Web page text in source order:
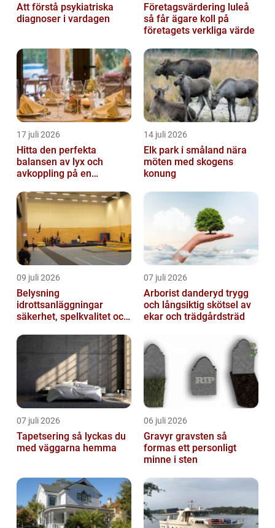
Att förstå psykiatriska
diagnoser i vardagen
Företagsvärdering luleå
så får ägare koll på
företagets verkliga värde
17 juli 2026
Hitta den perfekta
balansen av lyx och
avkoppling på en
Östermalm
14 juli 2026
Elk park i småland nära
möten med skogens
konung
09 juli 2026
Belysning
idrottsanläggningar
säkerhet, spelkvalitet och
07 juli 2026
Arborist danderyd trygg
och långsiktig skötsel av
ekar och trädgårdsträd
07 juli 2026
Tapetsering så lyckas du
med väggarna hemma
06 juli 2026
Gravyr gravsten så
formas ett personligt
minne i sten